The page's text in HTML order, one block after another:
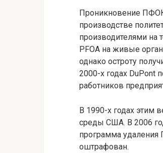
Проникновение
производстве
производителями на
PFOA на живые
однако остроту
2000-х годах DuPont
работников
В 1990-х годах этим
среды США. В 2006
программа удаления
оштрафован.